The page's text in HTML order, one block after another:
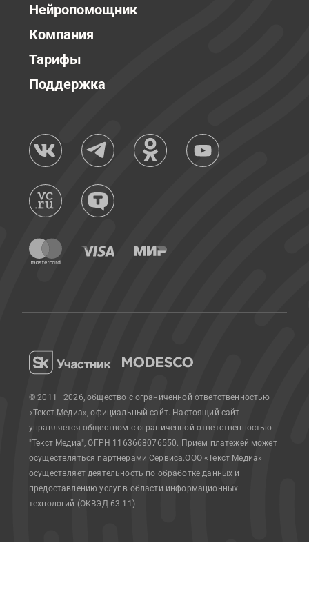
Нейропомощник
Компания
Тарифы
Поддержка
© 2011—2026, общество с ограниченной ответственностью
«Текст Медиа», официальный сайт. Настоящий сайт
управляется обществом с ограниченной ответственностью
"Текст Медиа", ОГРН 1163668076550. Прием платежей может
осуществляться партнерами Сервиса.ООО «Текст Медиа»
осуществляет деятельность по обработке данных и
предоставлению услуг в области информационных
технологий (ОКВЭД 63.11)